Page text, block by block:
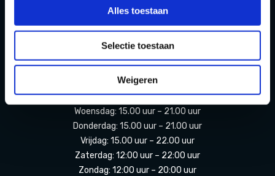
Alles toestaan
Selectie toestaan
Weigeren
OPENINGSTIJDEN
(11 juli t/m 23 augustus 2026)
Maandag: Gesloten
Dinsdag: Gesloten
Woensdag: 15.00 uur – 21.00 uur
Donderdag: 15.00 uur – 21.00 uur
Vrijdag: 15.00 uur – 22.00 uur
Zaterdag: 12:00 uur – 22:00 uur
Zondag: 12:00 uur – 20:00 uur